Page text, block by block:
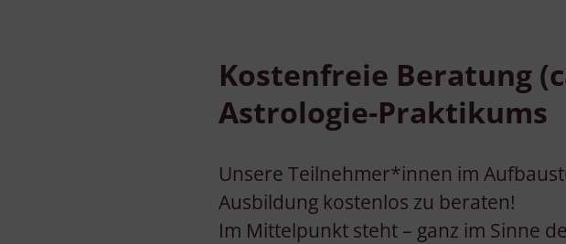
Kostenfreie Beratung
Astrologie-Praktikums
Unsere Teilnehmer*innen im
Ausbildung kostenlos zu beraten!
Im Mittelpunkt steht – ganz im Sinne